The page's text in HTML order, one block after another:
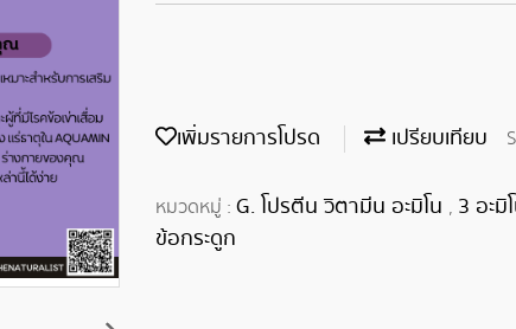
เพิ่มรายการโปรด เปรียบเทียบ
หมวดหมู่ : G. โปรตีน วิตามีน อะมิโน , 3 อะมิ
ข้อกระดูก